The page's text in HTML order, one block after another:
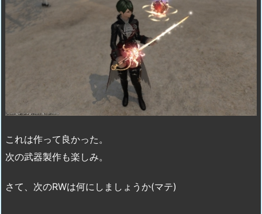
これは作って良かった。
次の武器製作も楽しみ。
さて、次のRWは何にしましょうか(マテ)